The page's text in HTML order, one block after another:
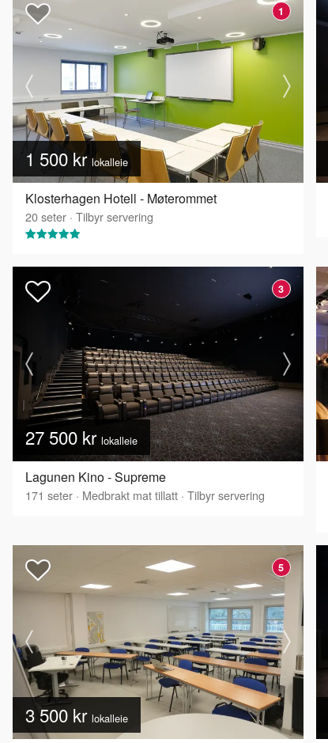
1
1 500 kr lokalleie
Klosterhagen Hotell - Møterommet
20seter · Tilbyr servering
3
27 500 kr lokalleie
Lagunen Kino - Supreme
171 seter · Medbrakt mat tillatt · Tilbyr servering
5
3 500 kr lokalleie